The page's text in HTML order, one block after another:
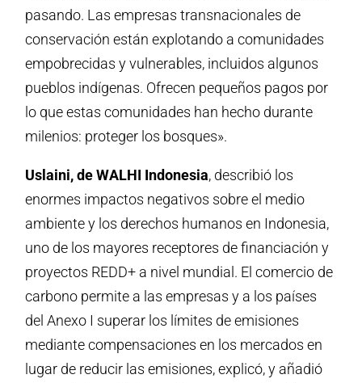
pasando. Las empresas transnacionales de
conservación están explotando a comunidades
empobrecidas y vulnerables, incluidos algunos
pueblos indígenas. Ofrecen pequeños pagos por
lo que estas comunidades han hecho durante
milenios: proteger los bosques».
Uslaini, de WALHI Indonesia, describió los
enormes impactos negativos sobre el medio
ambiente y los derechos humanos en Indonesia,
uno de los mayores receptores de financiación y
proyectos REDD+ a nivel mundial. El comercio de
carbono permite a las empresas y a los países
del Anexo I superar los límites de emisiones
mediante compensaciones en los mercados en
lugar de reducir las emisiones, explicó, y añadió